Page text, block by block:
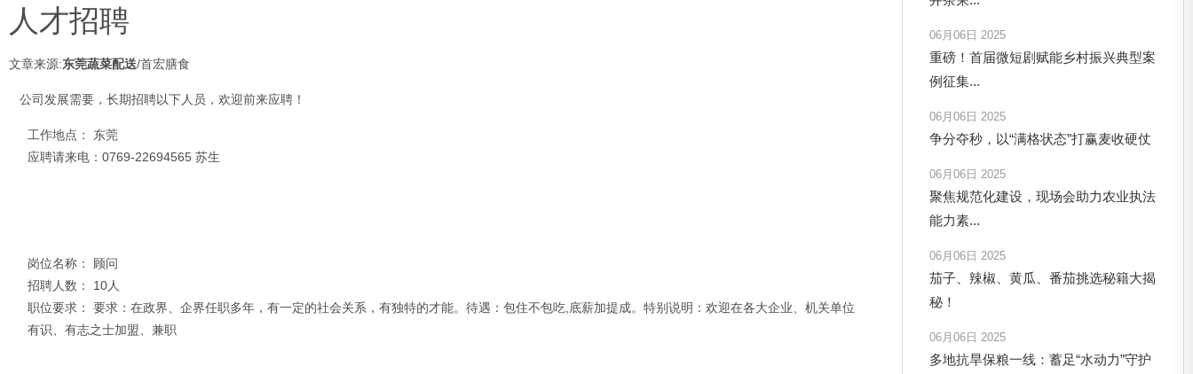
人才招聘
文章来源:东莞蔬菜配送/首宏膳食
公司发展需要，长期招聘以下人员，欢迎前来应聘！
工作地点： 东莞
应聘请来电：0769-22694565 苏生
岗位名称： 顾问
招聘人数： 10人
职位要求： 要求：在政界、企界任职多年，有一定的社会关系，有独特的才能。待遇：包住不包吃,底薪加提成。特别说明：欢迎在各大企业、机关单位
有识、有志之士加盟、兼职
06月06日 2025
重磅！首届微短剧赋能乡村振兴典型案
例征集...
06月06日 2025
争分夺秒，以“满格状态”打赢麦收硬仗
06月06日 2025
聚焦规范化建设，现场会助力农业执法
能力素...
06月06日 2025
茄子、辣椒、黄瓜、番茄挑选秘籍大揭
秘！
06月06日 2025
多地抗旱保粮一线：蓄足“水动力”守护